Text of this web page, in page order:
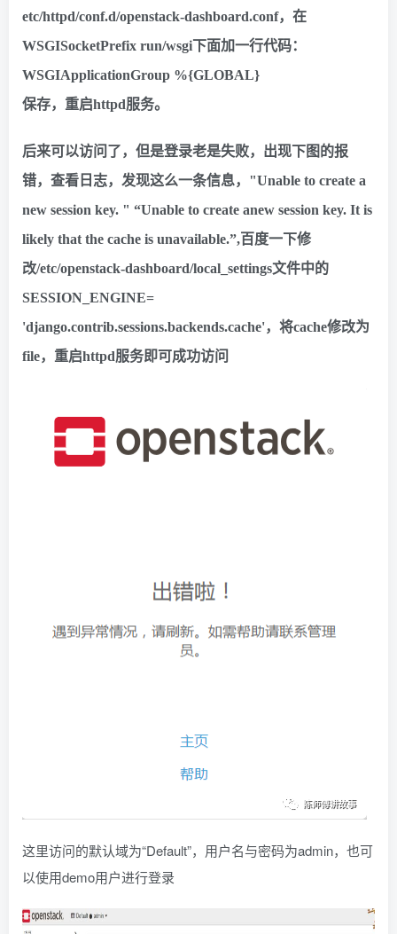
etc/httpd/conf.d/openstack-dashboard.conf，在
WSGISocketPrefix run/wsgi下面加一行代码：
WSGIApplicationGroup %{GLOBAL}
保存，重启httpd服务。
后来可以访问了，但是登录老是失败，出现下图的报
错，查看日志，发现这么一条信息，"Unable to create a
new session key. " “Unable to create anew session key. It is
likely that the cache is unavailable.”,百度一下修
改/etc/openstack-dashboard/local_settings文件中的
SESSION_ENGINE=
'django.contrib.sessions.backends.cache'，将cache修改为
file，重启httpd服务即可成功访问
这里访问的默认域为“Default”，用户名与密码为admin，也可
以使用demo用户进行登录